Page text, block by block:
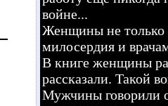
войне...
Женщины не только
милосердия и
В книге женщины
рассказали. Такой
Мужчины говорили